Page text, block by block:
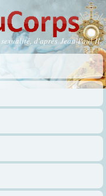
d'après Jean-Paul II